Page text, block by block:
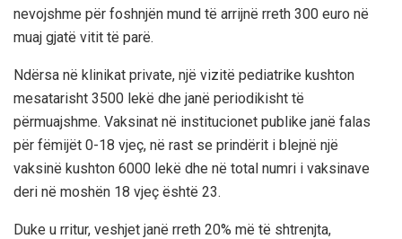
nevojshme për foshnjën mund të arrijnë rreth 300 euro në
muaj gjatë vitit të parë.
Ndërsa në klinikat private, një vizitë pediatrike kushton
mesatarisht 3500 lekë dhe janë periodikisht të
përmuajshme. Vaksinat në institucionet publike janë falas
për fëmijët 0-18 vjeç, në rast se prindërit i blejnë një
vaksinë kushton 6000 lekë dhe në total numri i vaksinave
deri në moshën 18 vjeç është 23.
Duke u rritur, veshjet janë rreth 20% më të shtrenjta,